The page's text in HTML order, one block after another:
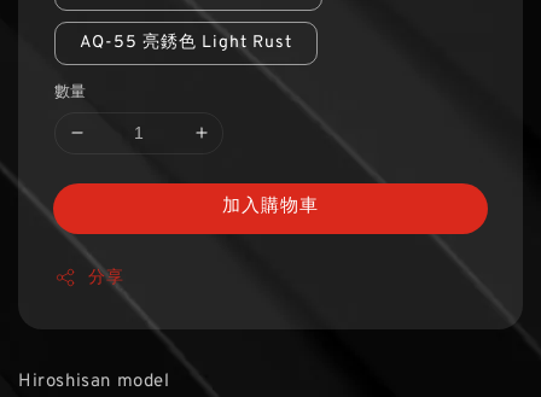
AQ-55 亮銹色 Light Rust
數量
加入購物車
分享
Hiroshisan model